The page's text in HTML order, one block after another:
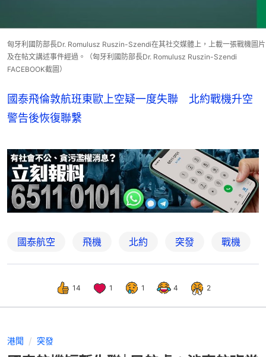
匈牙利國防部長Dr. Romulusz Ruszin-Szendi在其社交媒體上，上載一張戰機圖片
及在帖文講述事件經過。（匈牙利國防部長Dr. Romulusz Ruszin-Szendi
FACEBOOK截圖）
國泰飛倫敦航班東歐上空疑一度失聯 北約戰機升空
警告後恢復聯繫
國泰航空 飛機 北約 突發 戰機
14 1 1 4 2
港聞 突發